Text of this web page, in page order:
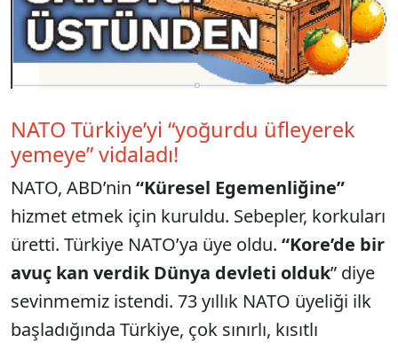
NATO Türkiye’yi “yoğurdu üfleyerek
yemeye” vidaladı!
NATO, ABD’nin “Küresel Egemenliğine”
hizmet etmek için kuruldu. Sebepler, korkuları
üretti. Türkiye NATO’ya üye oldu. “Kore’de bir
avuç kan verdik Dünya devleti olduk” diye
sevinmemiz istendi. 73 yıllık NATO üyeliği ilk
başladığında Türkiye, çok sınırlı, kısıtlı